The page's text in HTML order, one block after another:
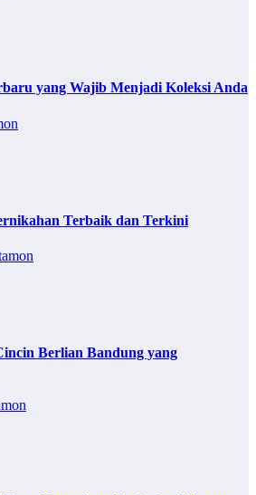
yang Wajib Menjadi Koleksi Anda
Terbaik dan Terkini
Berlian Bandung yang